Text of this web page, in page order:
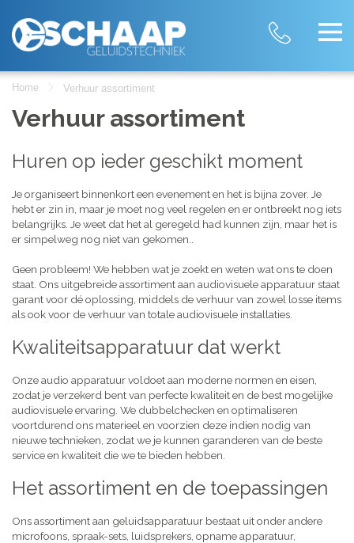
Home Verhuur assortiment
Verhuur assortiment
Huren op ieder geschikt moment
Je organiseert binnenkort een evenement en het is bijna zover. Je
hebt er zin in, maar je moet nog veel regelen en er ontbreekt nog iets
belangrijks. Je weet dat het al geregeld had kunnen zijn, maar het is
er simpelweg nog niet van gekomen..
Geen probleem! We hebben wat je zoekt en weten wat ons te doen
staat. Ons uitgebreide assortiment aan audiovisuele apparatuur staat
garant voor dé oplossing, middels de verhuur van zowel losse items
als ook voor de verhuur van totale audiovisuele installaties.
Kwaliteitsapparatuur dat werkt
Onze audio apparatuur voldoet aan moderne normen en eisen,
zodat je verzekerd bent van perfecte kwaliteit en de best mogelijke
audiovisuele ervaring. We dubbelchecken en optimaliseren
voortdurend ons materieel en voorzien deze indien nodig van
nieuwe technieken, zodat we je kunnen garanderen van de beste
service en kwaliteit die we te bieden hebben.
Het assortiment en de toepassingen
Ons assortiment aan geluidsapparatuur bestaat uit onder andere
microfoons, spraak-sets, luidsprekers, opname apparatuur,